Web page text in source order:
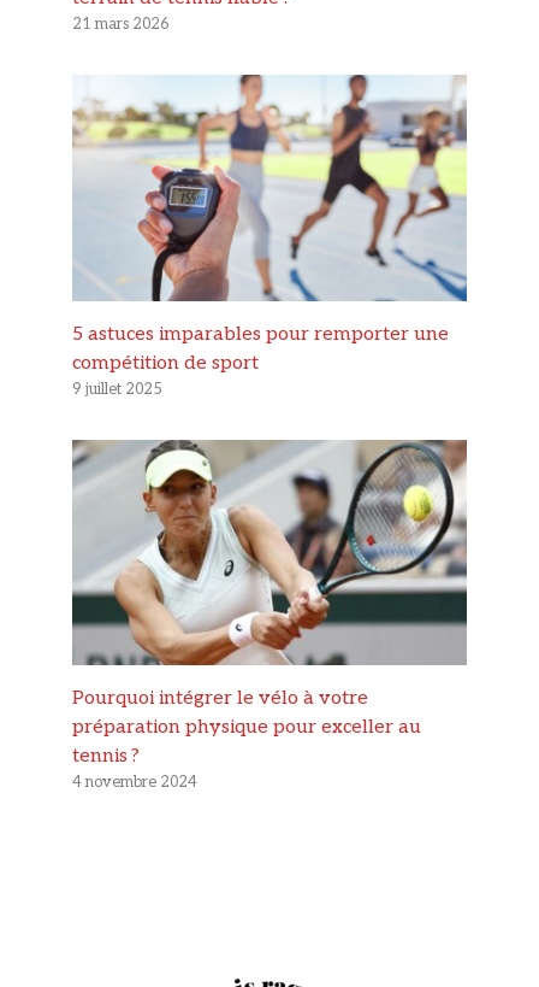
21 mars 2026
5 astuces imparables pour remporter une
compétition de sport
9 juillet 2025
Pourquoi intégrer le vélo à votre
préparation physique pour exceller au
tennis ?
4 novembre 2024